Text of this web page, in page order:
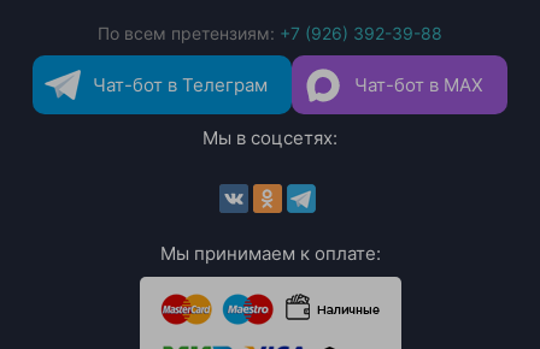
По всем претензиям: +7 (926) 392-39-88
Чат-бот в Телеграм Чат-бот в MAX
Мы в соцсетях:
Мы принимаем к оплате: